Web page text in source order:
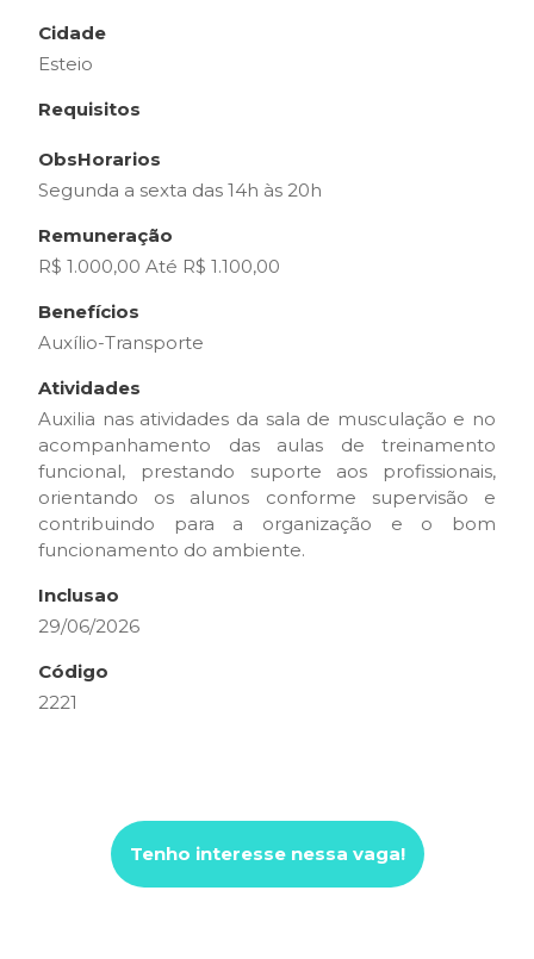
Cidade
Esteio
Requisitos
ObsHorarios
Segunda a sexta das 14h às 20h
Remuneração
R$ 1.000,00 Até R$ 1.100,00
Benefícios
Auxílio-Transporte
Atividades
Auxilia nas atividades da sala de musculação e no
acompanhamento das aulas de treinamento
funcional, prestando suporte aos profissionais,
orientando os alunos conforme supervisão e
contribuindo para a organização e o bom
funcionamento do ambiente.
Inclusao
29/06/2026
Código
2221
Tenho interesse nessa vaga!